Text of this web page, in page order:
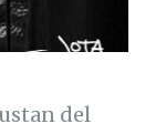
del